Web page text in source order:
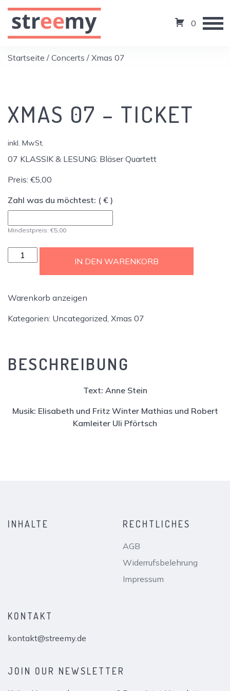
0
Startseite / Concerts / Xmas 07
XMAS 07 – TICKET
inkl. MwSt.
07 KLASSIK & LESUNG: Bläser Quartett
Preis: €5,00
Zahl was du möchtest: ( € )
Mindestpreis: €5,00
Xmas
07
Menge
IN DEN WARENKORB
Warenkorb anzeigen
Kategorien: Uncategorized, Xmas 07
BESCHREIBUNG
Text: Anne Stein
Musik: Elisabeth und Fritz Winter Mathias und Robert
Kamleiter Uli Pförtsch
INHALTE RECHTLICHES
AGB
Widerrufsbelehrung
Impressum
KONTAKT
kontakt@streemy.de
JOIN OUR NEWSLETTER